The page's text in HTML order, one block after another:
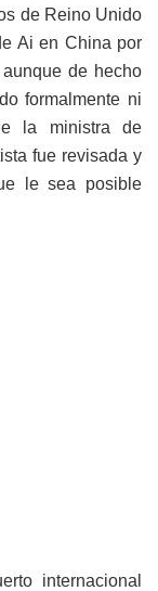
de Reino Unido
Ai en China por
de hecho
formalmente ni
la ministra de
fue revisada y
le sea posible
internacional